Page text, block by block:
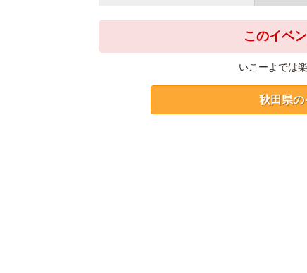
このイベ
いこーよでは
秋田県の